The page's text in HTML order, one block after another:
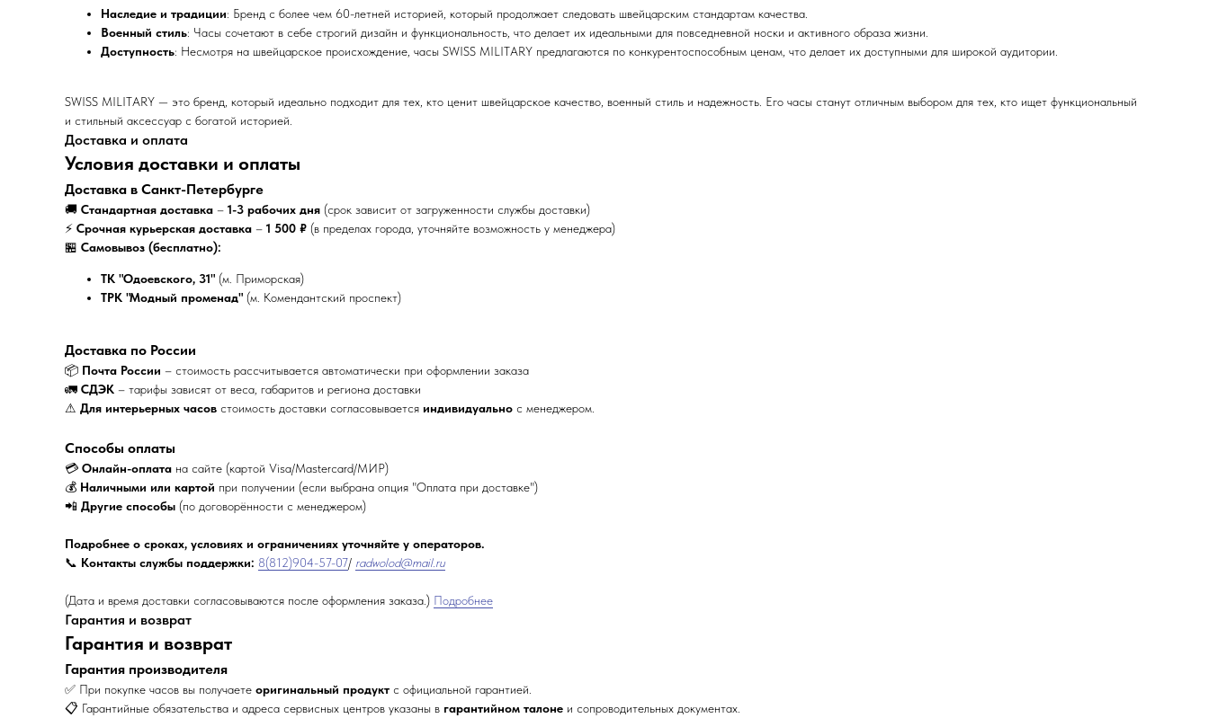
Наследие и традиции: Бренд с более чем 60-летней историей, который продолжает следовать швейцарским стандартам качества.
Военный стиль: Часы сочетают в себе строгий дизайн и функциональность, что делает их идеальными для повседневной носки и активного образа жизни.
Доступность: Несмотря на швейцарское происхождение, часы SWISS MILITARY предлагаются по конкурентоспособным ценам, что делает их доступными для широкой аудитории.
SWISS MILITARY — это бренд, который идеально подходит для тех, кто ценит швейцарское качество, военный стиль и надежность. Его часы станут отличным выбором для тех, кто ищет функциональный
и стильный аксессуар с богатой историей.
Доставка и оплата
Условия доставки и оплаты
Доставка в Санкт-Петербурге
🚚 Стандартная доставка – 1-3 рабочих дня (срок зависит от загруженности службы доставки)
⚡ Срочная курьерская доставка – 1 500 ₽ (в пределах города, уточняйте возможность у менеджера)
🏪 Самовывоз (бесплатно):
ТК "Одоевского, 31" (м. Приморская)
ТРК "Модный променад" (м. Комендантский проспект)
Доставка по России
📦 Почта России – стоимость рассчитывается автоматически при оформлении заказа
🚛 СДЭК – тарифы зависят от веса, габаритов и региона доставки
⚠ Для интерьерных часов стоимость доставки согласовывается индивидуально с менеджером.
Способы оплаты
💳 Онлайн-оплата на сайте (картой Visa/Mastercard/МИР)
💰 Наличными или картой при получении (если выбрана опция "Оплата при доставке")
📲 Другие способы (по договорённости с менеджером)
Подробнее о сроках, условиях и ограничениях уточняйте у операторов.
📞 Контакты службы поддержки: 8(812)904-57-07/ radwolod@mail.ru
(Дата и время доставки согласовываются после оформления заказа.) Подробнее
Гарантия и возврат
Гарантия и возврат
Гарантия производителя
✅ При покупке часов вы получаете оригинальный продукт с официальной гарантией.
📋 Гарантийные обязательства и адреса сервисных центров указаны в гарантийном талоне и сопроводительных документах.